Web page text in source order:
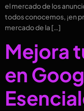
el mercado de los
todos conocemos, ¡en
mercado de la […]
Mejora
en